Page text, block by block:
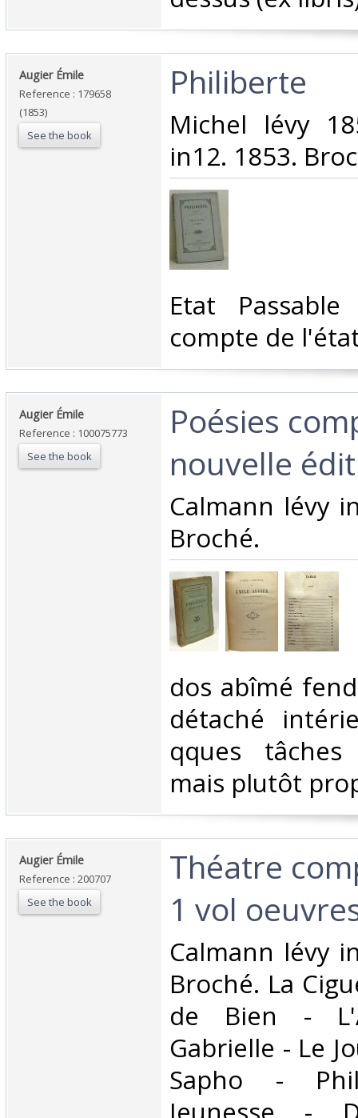
‎Augier Émile‎
Reference : 179658
(1853)
See the book
‎Philiberte‎
‎Michel lévy
in12. 1853.
‎Etat
compte de
‎Augier Émile‎
Reference : 100075773
See the book
‎Poésies
nouvelle
‎Calmann lévy
Broché.‎
‎dos abîmé
détaché
qques
mais plutôt
‎Augier Émile‎
Reference : 200707
See the book
‎Théatre
1 vol
‎Calmann lévy
Broché. La
de Bien -
Gabrielle - Le
Sapho -